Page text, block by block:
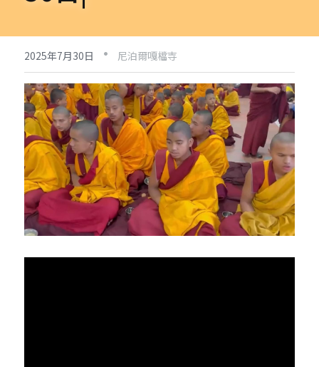
阿帝夏大尊者及嘎檔四天
十六圓點
非洲
越南
法會活動
弘法活動
活動集錦
人文關懷
關懷流浪動物
加入義工
聯絡嘎檔
嘎檔分會
台灣
亞洲
美洲
聯絡我們
立即捐款
2025年7月30日 · 尼泊爾嘎檔寺